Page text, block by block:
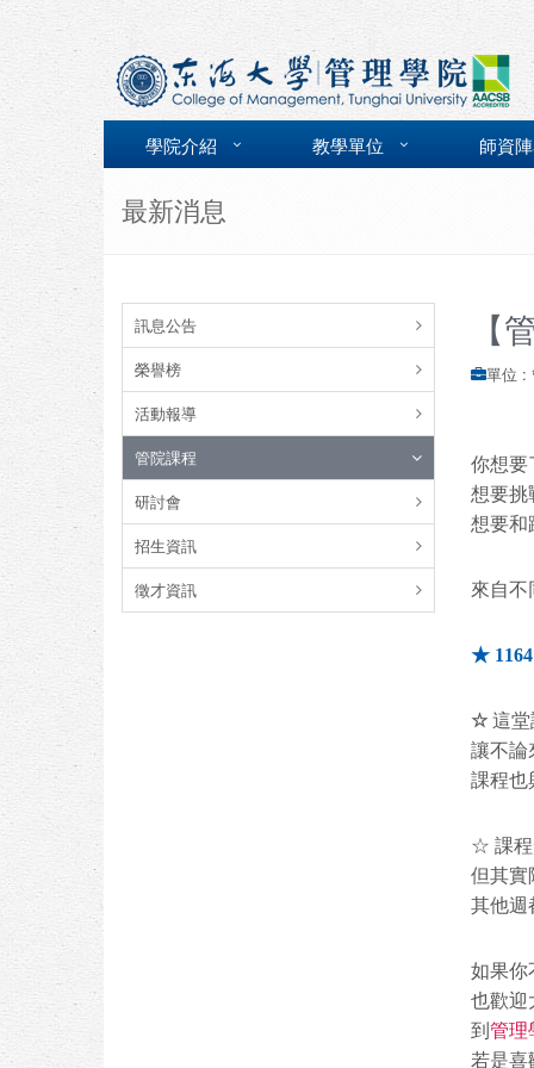
學院介紹 教學單位 師資
最新消息
訊息公告
榮譽榜
活動報導
管院課程
研討會
招生資訊
徵才資訊
【
單位 :
你想要
想要挑
想要和
來自不
★ 1164
☆這
讓不論
課程也
☆ 課程
但其實
其他週
如果你
也歡迎
到 管理
若是喜